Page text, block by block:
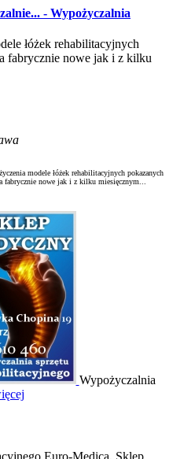
- Wypożyczalnia
łóżek rehabilitacyjnych
fabrycznie nowe jak i z kilku
modele łóżek rehabilitacyjnych pokazanych
fabrycznie nowe jak i z kilku miesięcznym...
Wypożyczalnia
Euro-Medica, Sklep